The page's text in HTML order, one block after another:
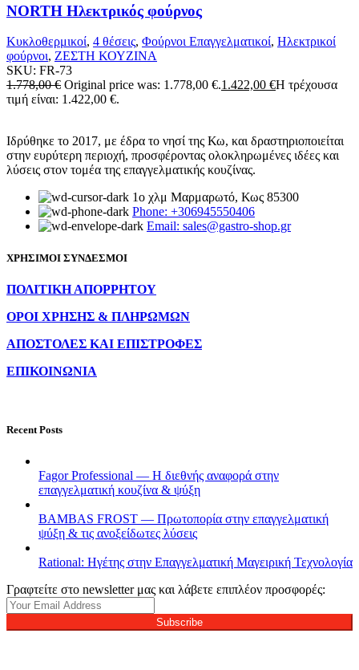
NORTH Ηλεκτρικός φούρνος
Κυκλοθερμικοί, 4 θέσεις, Φούρνοι Επαγγελματικοί, Ηλεκτρικοί
φούρνοι, ΖΕΣΤΗ ΚΟΥΖΙΝΑ
SKU: FR-73
1.778,00€ Original price was: 1.778,00 €.1.422,00 €Η τρέχουσα
τιμή είναι: 1.422,00 €.
Ιδρύθηκε το 2017, με έδρα το νησί της Κω, και δραστηριοποιείται
στην ευρύτερη περιοχή, προσφέροντας ολοκληρωμένες ιδέες και
λύσεις στον τομέα της επαγγελματικής κουζίνας.
1ο χλμ Μαρμαρωτό, Κως 85300
Phone: +306945550406
Email: sales@gastro-shop.gr
ΧΡΗΣΙΜΟΙ ΣΥΝΔΕΣΜΟΙ
ΠΟΛΙΤΙΚΗ ΑΠΟΡΡΗΤΟΥ
ΟΡΟΙ ΧΡΗΣΗΣ & ΠΛΗΡΩΜΩΝ
ΑΠΟΣΤΟΛΕΣ ΚΑΙ ΕΠΙΣΤΡΟΦΕΣ
ΕΠΙΚΟΙΝΩΝΙΑ
Recent Posts
Fagor Professional — Η διεθνής αναφορά στην
επαγγελματική κουζίνα & ψύξη
BAMBAS FROST — Πρωτοπορία στην επαγγελματική
ψύξη & τις ανοξείδωτες λύσεις
Rational: Ηγέτης στην Επαγγελματική Μαγειρική Τεχνολογία
Γραφτείτε στο newsletter μας και λάβετε επιπλέον προσφορές:
Subscribe